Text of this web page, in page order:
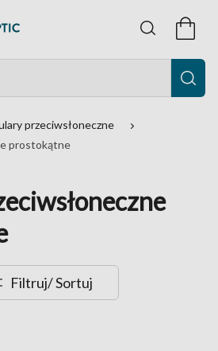
przeciwsłoneczne
prostokątne
Filtruj/ Sortuj